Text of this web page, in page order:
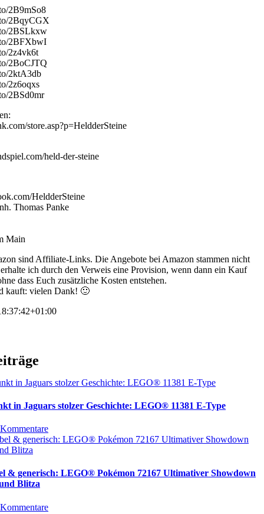
2B9mSo8
2BqyCGX
2BSLkxw
2BFXbwI
2z4vk6t
2BoCJTQ
2ktA3db
2z6oqxs
2BSd0mr
store.asp?p=HeldderSteine
held-der-steine
HeldderSteine
Thomas Panke
Main
sind Affiliate-Links. Die Angebote bei Amazon stammen nicht
ich durch den Verweis eine Provision, wenn dann ein Kauf
dass Euch zusätzliche Kosten entstehen.
kauft: vielen Dank! 🙂
in Jaguars stolzer Geschichte: LEGO® 11381 E-Type
& generisch: LEGO® Pokémon 72167 Ultimativer Showdown
Blitza